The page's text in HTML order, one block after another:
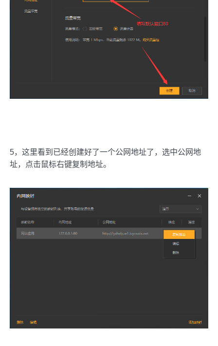
5，这里看到已经创建好了一个公网地址了，选中公网地
址，点击鼠标右键复制地址。